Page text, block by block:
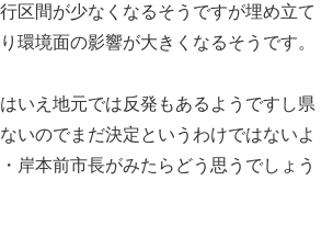
区間が少なくなるそうですが埋め立て
環境面の影響が大きくなるそうです。
いえ地元では反発もあるようですし県
いのでまだ決定というわけではないよ
岸本前市長がみたらどう思うでしょう